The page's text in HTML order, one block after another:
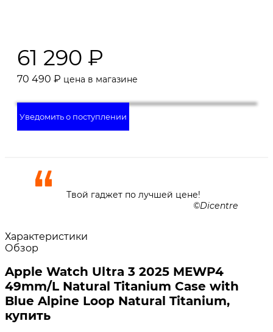
61 290 ₽
70 490 ₽ цена в магазине
Уведомить о поступлении
Твой гаджет по лучшей цене!
Dicentre
Характеристики
Обзор
Apple Watch Ultra 3 2025 MEWP4
49mm/L Natural Titanium Case with
Blue Alpine Loop Natural Titanium,
купить